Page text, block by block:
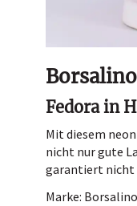
Hutladen
Portrait
Service
Termin buchen
Borsalino
Fedora in
Mit diesem
nicht nur gute
garantiert nicht
Marke: Borsalino